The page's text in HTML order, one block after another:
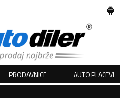
PRODAVNICE AUTO PLACEVI